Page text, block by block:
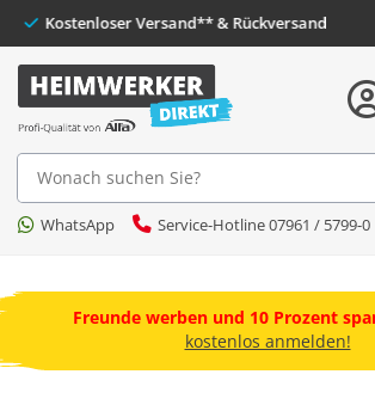
Kostenloser Versand** &
Suche
WhatsApp Service-Hotline 07961 / 5799-0
Freunde werben und 10 Prozent
kostenlos anmelden!